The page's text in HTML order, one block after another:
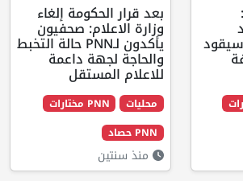
بعد قرار الحكومة إلغاء
وزارة الاعلام: صحفيون
يأكدون لـPNN حالة التخبط
والحاجة لجهة داعمة
للاعلام المستقل ‎
محليات